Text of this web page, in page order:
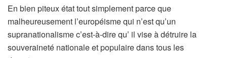
En bien piteux état tout simplement parce que
malheureusement l’européisme qui n’est qu’un
supranationalisme c’est-à-dire qu’ il vise à détruire la
souveraineté nationale et populaire dans tous les